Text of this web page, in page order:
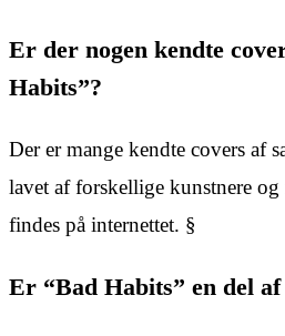
Er der nogen kendte
Habits”?
Der er mange kendte covers af
lavet af forskellige kunstnere
findes på internettet. §
Er “Bad Habits” en del